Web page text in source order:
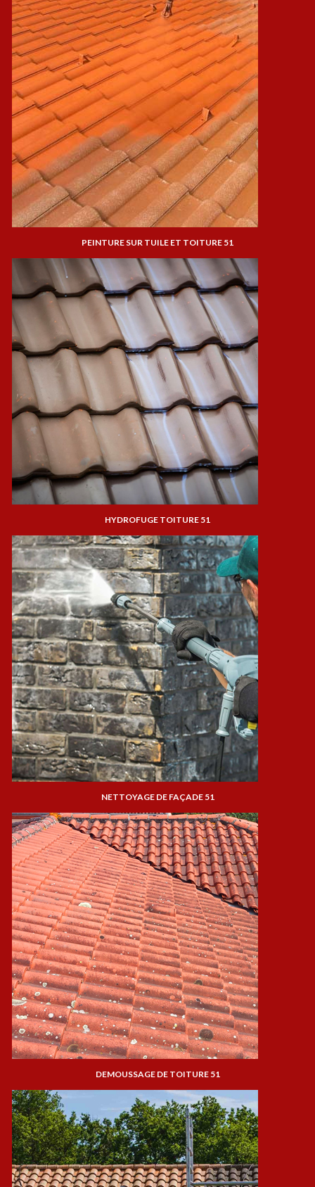
PEINTURE SUR TUILE ET TOITURE 51
HYDROFUGE TOITURE 51
NETTOYAGE DE FAÇADE 51
DEMOUSSAGE DE TOITURE 51